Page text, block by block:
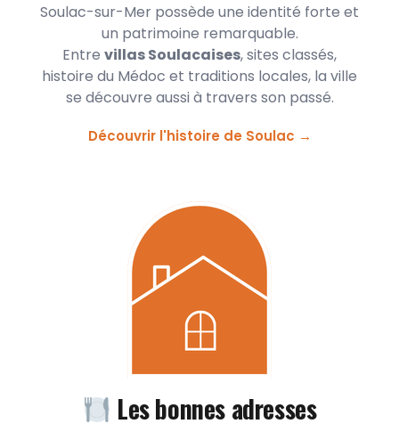
Soulac-sur-Mer possède une identité forte et
un patrimoine remarquable.
Entre villas Soulacaises, sites classés,
histoire du Médoc et traditions locales, la ville
se découvre aussi à travers son passé.
Découvrir l'histoire de Soulac →
Les bonnes adresses